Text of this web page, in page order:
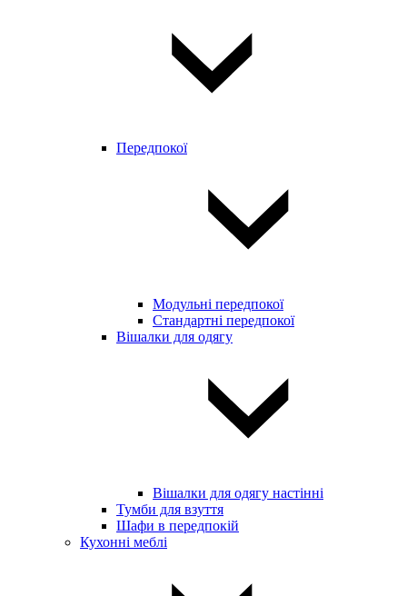
Передпокої
Модульні передпокої
Стандартні передпокої
Вішалки для одягу
Вішалки для одягу настінні
Тумби для взуття
Шафи в передпокій
Кухонні меблі